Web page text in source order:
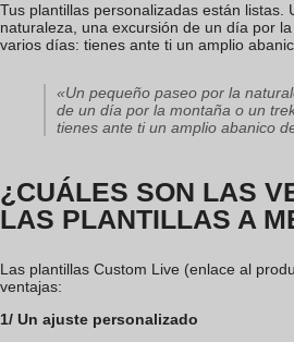
Tus plantillas personalizadas están listas.
naturaleza, una excursión de un día por
varios días: tienes ante ti un amplio
«Un pequeño paseo por la
de un día por la montaña o un
tienes ante ti un amplio abanico
¿CUÁLES SON LAS
LAS PLANTILLAS A
Las plantillas Custom Live (enlace al
ventajas:
1/ Un ajuste personalizado